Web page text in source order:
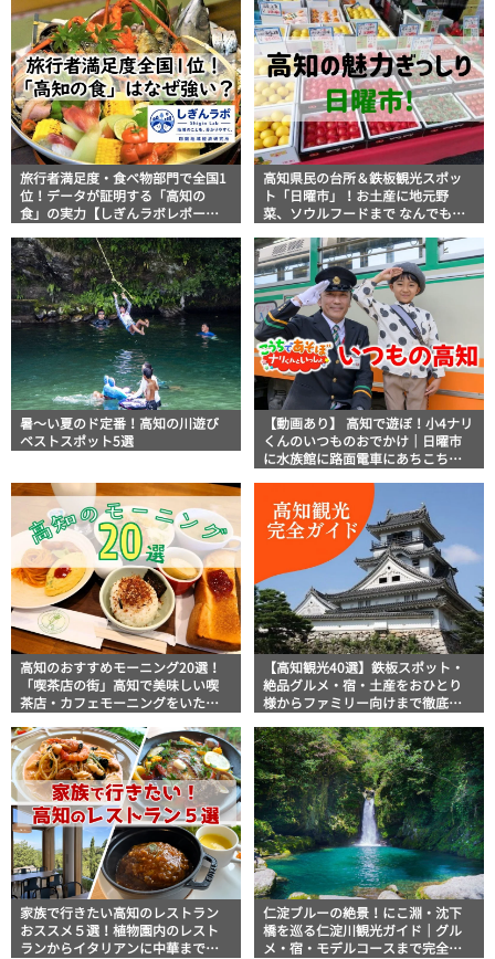
旅行者満足度・食べ物部門で全国1
位！データが証明する「高知の
食」の実力【しぎんラボレポー
高知県民の台所＆鉄板観光スポッ
ト「日曜市」！お土産に地元野
菜、ソウルフードまで なんでもそ
説！
暑～い夏のド定番！高知の川遊び
ベストスポット5選
【動画あり】 高知で遊ぼ！小4ナリ
くんのいつものおでかけ｜日曜市
に水族館に路面電車にあちこち巡
高知のおすすめモーニング20選！
「喫茶店の街」高知で美味しい喫
茶店・カフェモーニングをいただ
【高知観光40選】鉄板スポット・
絶品グルメ・宿・土産をおひとり
様からファミリー向けまで徹底解
家族で行きたい高知のレストラン
おススメ５選！植物園内のレスト
ランからイタリアンに中華まで楽
仁淀ブルーの絶景！にこ淵・沈下
橋を巡る仁淀川観光ガイド｜グル
メ・宿・モデルコースまで完全網